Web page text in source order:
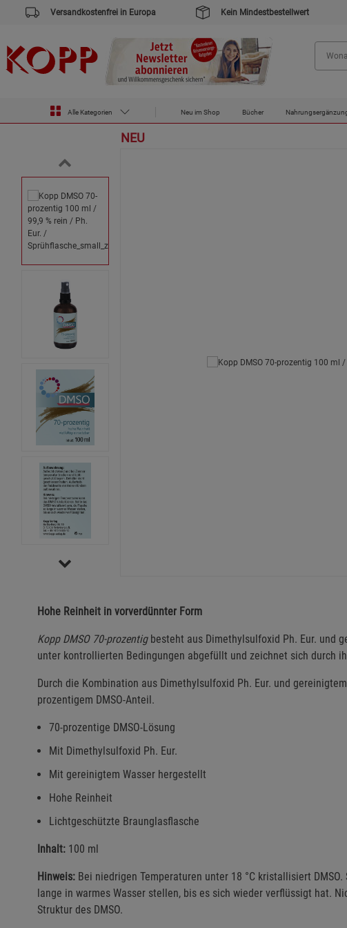
Versandkostenfrei in Europa Kein Mindestbestellwert
Alle Kategorien Neu im Shop Bücher
Zur Startseite des Kopp Verlag Online-Shop
Drogerie Kopp DMSO 70-prozentig 100 ml / 99,9 % rein / Ph. Eur. /
NEU
Hohe Reinheit in vorverdünnter Form
Kopp DMSO 70-prozentigbesteht aus Dimethylsulfoxid Ph. Eur. und
unter kontrollierten Bedingungen abgefüllt und zeichnet sich durch
Durch die Kombination aus Dimethylsulfoxid Ph. Eur. und
prozentigem DMSO-Anteil.
70-prozentige DMSO-Lösung
Mit Dimethylsulfoxid Ph. Eur.
Mit gereinigtem Wasser hergestellt
Hohe Reinheit
Lichtgeschützte Braunglasflasche
Inhalt: 100 ml
Hinweis: Bei niedrigen Temperaturen unter 18 °C kristallisiert
lange in warmes Wasser stellen, bis es sich wieder verflüssigt hat.
Struktur des DMSO.